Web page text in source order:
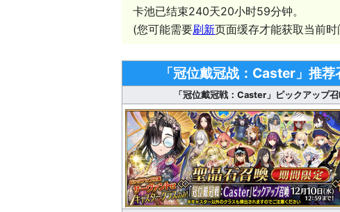
卡池已结束240天20小时59分钟。
(您可能需要刷新页面缓存才能获取当前时
「冠位戴冠战：Caster」推荐
「冠位戴冠戦：Caster」ピックアップ